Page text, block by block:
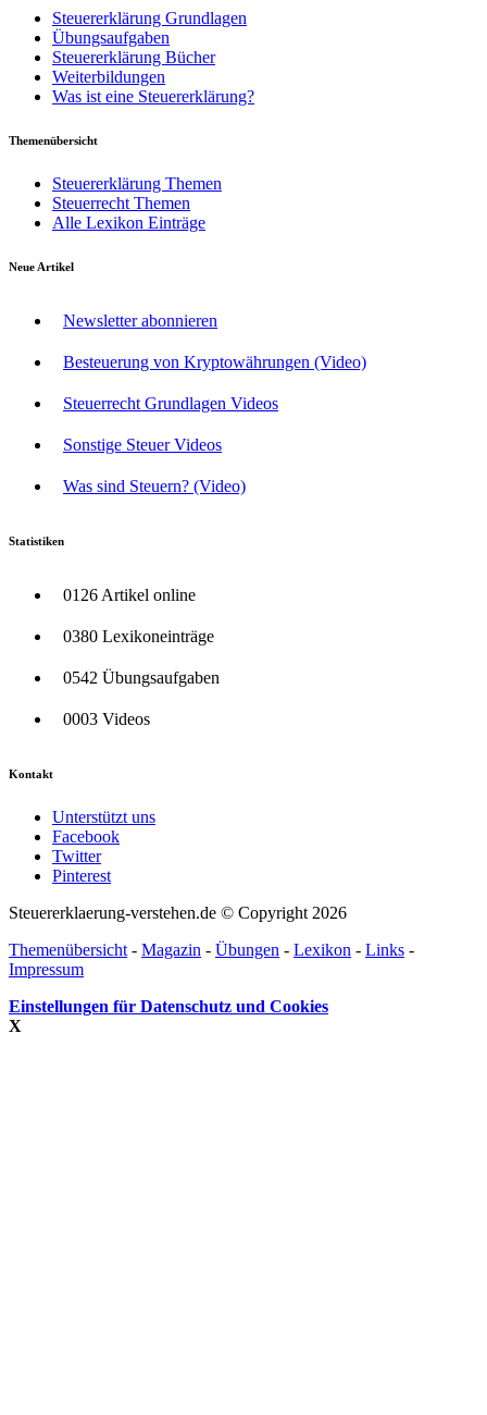
Steuererklärung Grundlagen
Übungsaufgaben
Steuererklärung Bücher
Weiterbildungen
Was ist eine Steuererklärung?
Themenübersicht
Steuererklärung Themen
Steuerrecht Themen
Alle Lexikon Einträge
Neue Artikel
Newsletter abonnieren
Besteuerung von Kryptowährungen (Video)
Steuerrecht Grundlagen Videos
Sonstige Steuer Videos
Was sind Steuern? (Video)
Statistiken
0126 Artikel online
0380 Lexikoneinträge
0542 Übungsaufgaben
0003 Videos
Kontakt
Unterstützt uns
Facebook
Twitter
Pinterest
Steuererklaerung-verstehen.de © Copyright 2026
Themenübersicht - Magazin - Übungen - Lexikon - Links -
Impressum
Einstellungen für Datenschutz und Cookies
X